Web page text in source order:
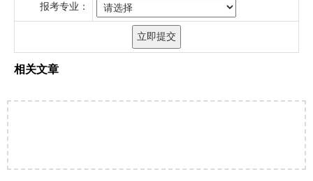
报考专业：
相关文章